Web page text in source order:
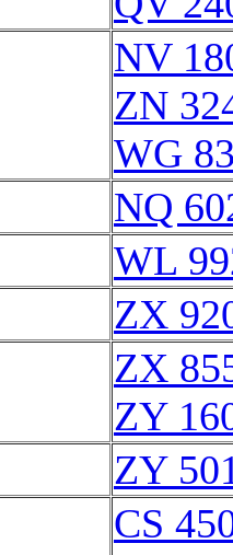
NV
ZN
WG
NQ
WL
ZX
ZX
ZY
ZY
CS